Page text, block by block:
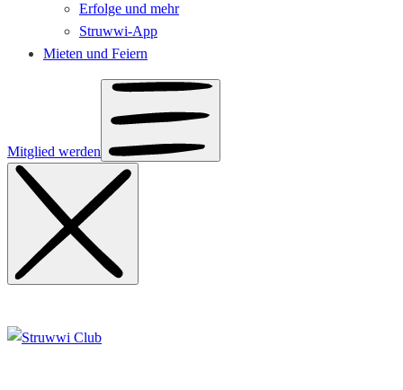
Erfolge und mehr
Struwwi-App
Mieten und Feiern
Mitglied werden